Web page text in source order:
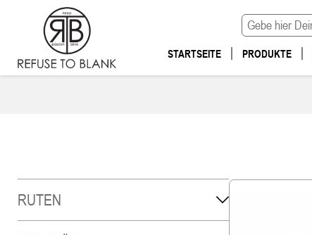
STARTSEITE PRODUKTE
RUTEN